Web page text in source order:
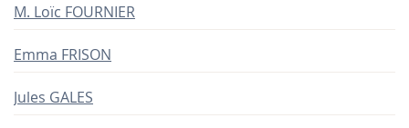
M. Loïc FOURNIER
Emma FRISON
Jules GALES